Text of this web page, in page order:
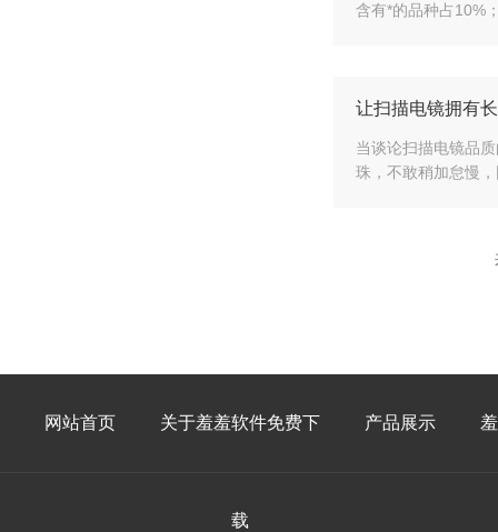
含有*的品种占10%
让扫描电镜拥有
当谈论扫描电镜品质
珠，不敢稍加怠
网站首页 关于羞羞软件免费下
载
产品展示